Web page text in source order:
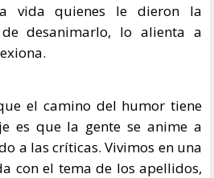
vida quienes le dieron la
desanimarlo, lo alienta a
el camino del humor tiene
es que la gente se anime a
a las críticas. Vivimos en una
con el tema de los apellidos,